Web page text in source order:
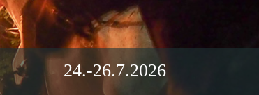
24.-26.7.2026